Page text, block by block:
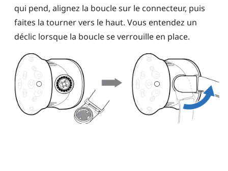
qui pend, alignez la boucle sur le connecteur, puis
faites la tourner vers le haut. Vous entendez un
déclic lorsque la boucle se verrouille en place.